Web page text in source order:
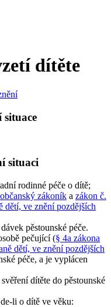
dítěte
situace
situaci
rodinné péče o dítě;
zákoník a zákon č.
dětí, ve znění pozdějších
pěstounské péče.
pečující (§ 4a zákona
dětí, ve znění pozdějších
péče, a je vyplácen
dítěte do pěstounské
li o dítě ve věku: